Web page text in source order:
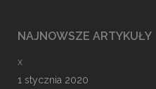
NAJNOWSZE ARTYKUŁY
x
1 stycznia 2020